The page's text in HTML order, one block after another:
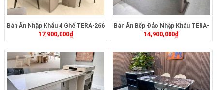
Bàn Ăn Nhập Khẩu 4 Ghế TERA-266
17,900,000₫
Bàn Ăn Bếp Đảo Nhập Khẩu TERA-
497
14,900,000₫